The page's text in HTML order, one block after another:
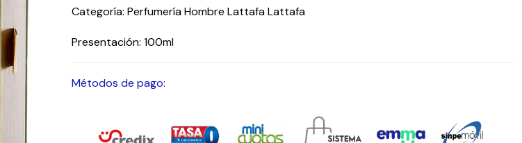
Categoría: Perfumería Hombre Lattafa Lattafa
Presentación: 100ml
Métodos de pago: